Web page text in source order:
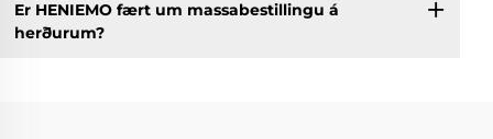
Er HENIEMO fært um massabestillingu á
herðurum?